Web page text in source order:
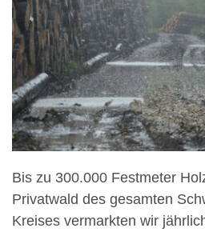
Bis zu 300.000 Festmeter
Privatwald des gesamten
Kreises vermarkten wir